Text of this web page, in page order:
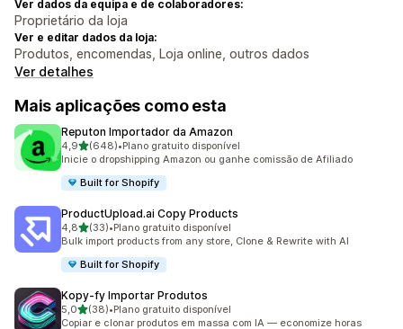
Ver dados da equipa e de colaboradores:
Proprietário da loja
Ver e editar dados da loja:
Produtos, encomendas, Loja online, outros dados
Ver detalhes
Mais aplicações como esta
Reputon Importador da Amazon
4,9de 5 estrelas
(648)
648 total de avaliações
•Plano gratuito disponível
Inicie o dropshipping Amazon ou ganhe comissão de Afiliado
Built for Shopify
ProductUpload.ai Copy Products
4,8de 5 estrelas
(33)
33 total de avaliações
•Plano gratuito disponível
Bulk import products from any store, Clone & Rewrite with AI
Built for Shopify
Kopy‑fy Importar Produtos
5,0de 5 estrelas
(38)
38 total de avaliações
•Plano gratuito disponível
Copiar e clonar produtos em massa com IA — economize horas